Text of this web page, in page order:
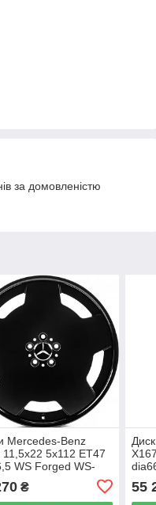
за домовленістю
Mercedes-Benz
11,5x22 5x112 ET47
WS Forged WS-
₴ 55